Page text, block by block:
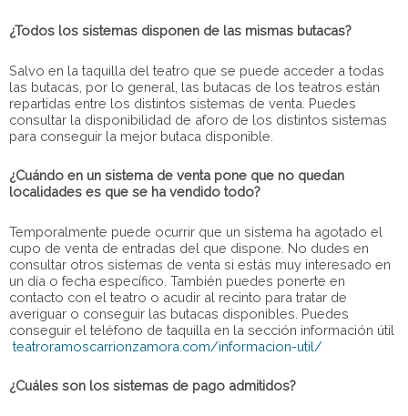
¿Todos los sistemas disponen de las mismas butacas?
Salvo en la taquilla del teatro que se puede acceder a todas
las butacas, por lo general, las butacas de los teatros están
repartidas entre los distintos sistemas de venta. Puedes
consultar la disponibilidad de aforo de los distintos sistemas
para conseguir la mejor butaca disponible.
¿Cuándo en un sistema de venta pone que no quedan
localidades es que se ha vendido todo?
Temporalmente puede ocurrir que un sistema ha agotado el
cupo de venta de entradas del que dispone. No dudes en
consultar otros sistemas de venta si estás muy interesado en
un día o fecha específico. También puedes ponerte en
contacto con el teatro o acudir al recinto para tratar de
averiguar o conseguir las butacas disponibles. Puedes
conseguir el teléfono de taquilla en la sección información útil
teatroramoscarrionzamora.com/informacion-util/
¿Cuáles son los sistemas de pago admitidos?